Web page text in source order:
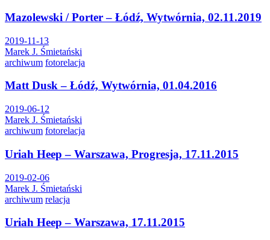
Mazolewski / Porter – Łódź, Wytwórnia, 02.11.2019
2019-11-13
Marek J. Śmietański
archiwum fotorelacja
Matt Dusk – Łódź, Wytwórnia, 01.04.2016
2019-06-12
Marek J. Śmietański
archiwum fotorelacja
Uriah Heep – Warszawa, Progresja, 17.11.2015
2019-02-06
Marek J. Śmietański
archiwum relacja
Uriah Heep – Warszawa, 17.11.2015